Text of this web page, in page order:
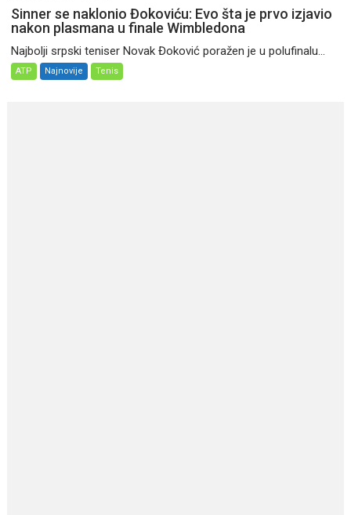
Sinner se naklonio Đokoviću: Evo šta je prvo izjavio
nakon plasmana u finale Wimbledona
Najbolji srpski teniser Novak Đoković poražen je u polufinalu...
ATP Najnovije Tenis